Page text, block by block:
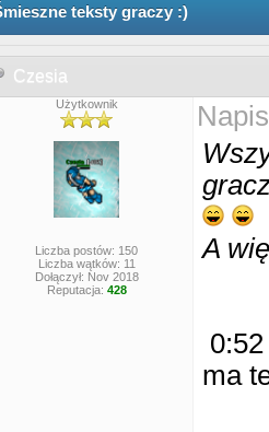
teksty graczy :)
Czesia
Użytkownik
Liczba postów: 150
Liczba wątków: 11
Dołączył: Nov 2018
Reputacja: 428
A
ma